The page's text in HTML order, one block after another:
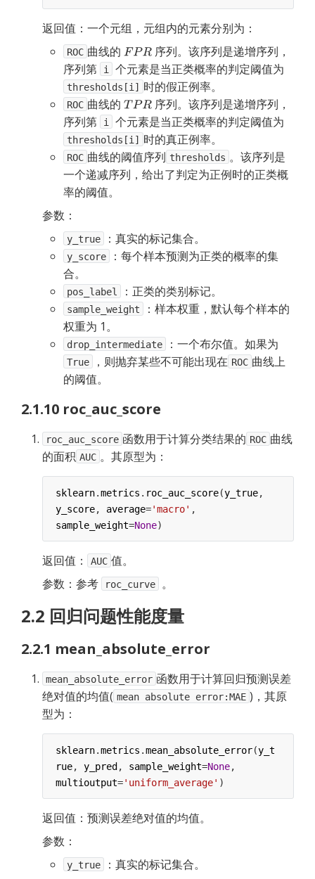
返回值：一个元组，元组内的元素分别为：
ROC 曲线的
序列。该序列是递增序列，
序列第
i
thresholds[i] 时的假正例率。
ROC 曲线的
序列。该序列是递增序列，
序列第
i
thresholds[i] 时的真正例率。
ROC 曲线的阈值序列 thresholds 。该序列是
一个递减序列，给出了判定为正例时的正类概
率的阈值。
参数：
y_true ：真实的标记集合。
y_score
：每个样本预测为正类的概率的集
合。
pos_label ：正类的类别标记。
sample_weight
：样本权重，默认每个样本的
权重为 1。
drop_intermediate ：一个布尔值。如果为
True ，则抛弃某些不可能出现在 ROC 曲线上
的阈值。
2.1.10 roc_auc_score
roc_auc_score 函数用于计算分类结果的 ROC 曲线
的面积 AUC 。其原型为：
sklearn.metrics . roc_auc_score(y_true
y_score, average='macro'
sample_weight=None)
返回值： AUC 值。
参数：参考
roc_curve 。
2.2 回归问题性能度量
2.2.1 mean_absolute_error
mean_absolute_error 函数用于计算回归预测误差
绝对值的均值( mean absolute error:MAE )，其原
型为：
sklearn.metrics .mean_absolute_error(y_t
rue, y_pred , sample_weight=None,
multioutput='uniform_average' )
返回值：预测误差绝对值的均值。
参数：
y_true ：真实的标记集合。